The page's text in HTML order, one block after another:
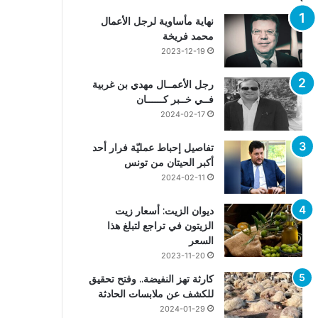
نهاية مأساوية لرجل الأعمال
محمد فريخة
2023-12-19
رجل الأعمــال مهدي بن غربية
فــي خــبر كــــــان
2024-02-17
تفاصيل إحباط عمليّة فرار أحد
أكبر الحيتان من تونس
2024-02-11
ديوان الزيت: أسعار زيت
الزيتون في تراجع لتبلغ هذا
السعر
2023-11-20
كارثة تهز النفيضة.. وفتح تحقيق
للكشف عن ملابسات الحادثة
2024-01-29